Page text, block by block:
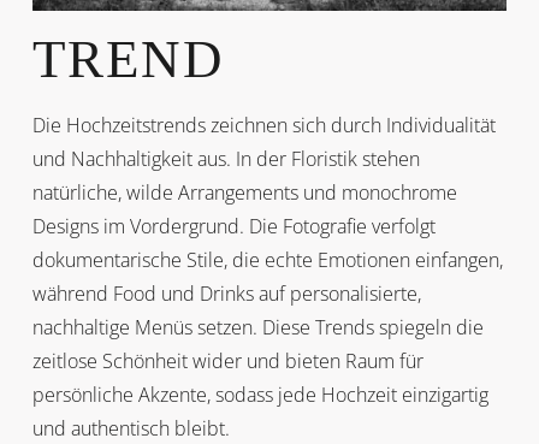
TREND
Die Hochzeitstrends zeichnen sich durch Individualität
und Nachhaltigkeit aus. In der Floristik stehen
natürliche, wilde Arrangements und monochrome
Designs im Vordergrund. Die Fotografie verfolgt
dokumentarische Stile, die echte Emotionen einfangen,
während Food und Drinks auf personalisierte,
nachhaltige Menüs setzen. Diese Trends spiegeln die
zeitlose Schönheit wider und bieten Raum für
persönliche Akzente, sodass jede Hochzeit einzigartig
und authentisch bleibt.